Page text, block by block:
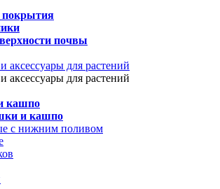
почвы
аксессуары для растений
аксессуары для растений
кашпо
и кашпо
с нижним поливом